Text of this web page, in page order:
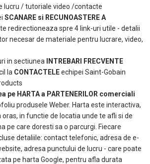
lucru / tutoriale video /contacte
SCANARE si RECUNOASTERE A
redirectioneaza spre 4 link-uri utile - detalii
necesar de materiale pentru lucrare, video,
in sectiunea
INTREBARI FRECVENTE
la CONTACTELEechipei Saint-Gobain
pe HARTA a PARTENERILOR comerciali
produsele Weber. Harta este interactiva,
in functie de locatia unde te afli si de
pe care doresti sa o parcurgi. Fiecare
detaliile: contact telefonic, adresa de e-
adresa punctului de lucru - care poate
pe harta Google, pentru afla durata